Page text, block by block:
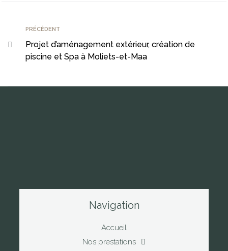
PRÉCÉDENT
Projet d’aménagement extérieur, création de
piscine et Spa à Moliets-et-Maa
Navigation
Accueil
Nos prestations